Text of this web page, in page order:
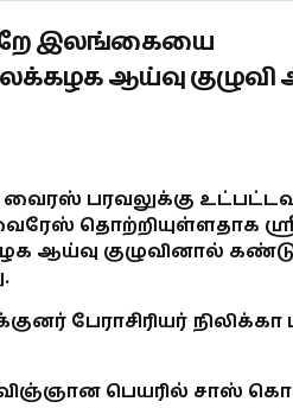
இலங்கையை
ஆய்வு குழுவி
பரவலுக்கு
தொற்றியுள்ளதாக
குழுவினால்
பேராசிரியர்
பெயரில் சாஸ்